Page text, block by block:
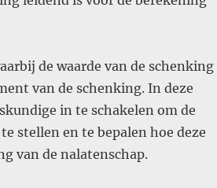
de waarde van de schenking
van de schenking. In deze
in te schakelen om de
stellen en te bepalen hoe deze
van de nalatenschap.